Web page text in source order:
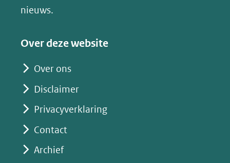
nieuws.
Over deze website
Over ons
Disclaimer
Privacyverklaring
Contact
Archief